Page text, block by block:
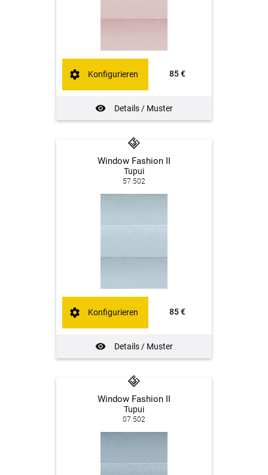
85 €
Details / Muster
Konfigurieren
Window Fashion II
Tupui
57.502
85 €
Details / Muster
Konfigurieren
Window Fashion II
Tupui
07.502